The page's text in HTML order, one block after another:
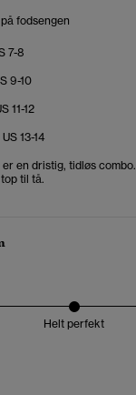
fodsengen
7-8
9-10
11-12
13-14
en dristig, tidløs
til tå.
Helt perfekt